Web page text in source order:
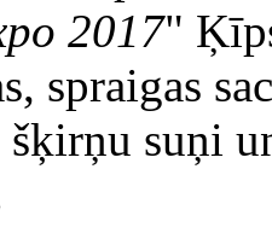
2017"
spraigas
suņi